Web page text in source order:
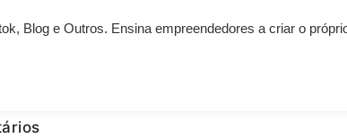
Blog e Outros. Ensina empreendedores a criar o